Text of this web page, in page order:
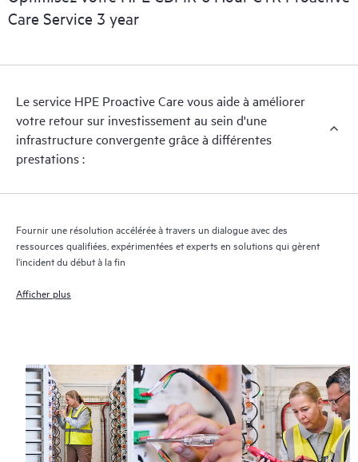
support matériel réactif selon vos besoins d’entreprise et
opérationnels.
HPE Proactive Care assure l’analyse des versions des logiciels et
fournit une liste de recommandations pour maintenir votre
infrastructure couverte par HPE Proactive Care aux niveaux de
versions recommandés. Vous recevrez régulièrement une
analyse proactive de vos appareils couverts par HPE Proactive
HPE Proactive Care génère également des rapports d’incidents
et vous éviter de les reproduire.
Care Service 3 year
Le service HPE Proactive Care vous aide à améliorer
votre retour sur investissement au sein d'une
infrastructure convergente grâce à différentes
prestations :
Fournir une résolution accélérée à travers un dialogue avec des
ressources qualifiées, expérimentées et experts en solutions qui gèrent
l'incident du début à la fin
Afficher plus